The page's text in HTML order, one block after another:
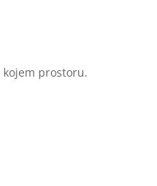
prostoru.